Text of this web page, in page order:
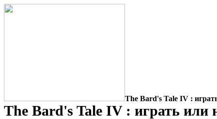
The Bard's Tale IV :
The Bard's Tale IV : играть или